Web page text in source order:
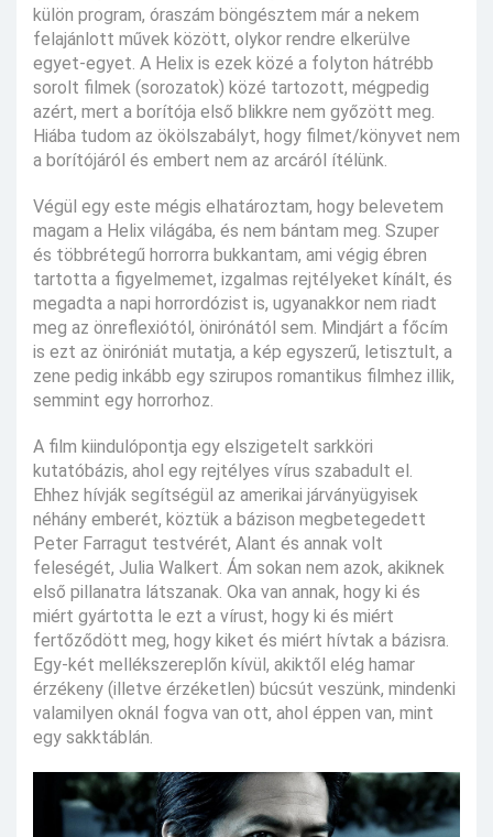
külön program, óraszám böngésztem már a nekem
felajánlott művek között, olykor rendre elkerülve
egyet-egyet. A Helix is ezek közé a folyton hátrébb
sorolt filmek (sorozatok) közé tartozott, mégpedig
azért, mert a borítója első blikkre nem győzött meg.
Hiába tudom az ökölszabályt, hogy filmet/könyvet nem
a borítójáról és embert nem az arcáról ítélünk.
Végül egy este mégis elhatároztam, hogy belevetem
magam a Helix világába, és nem bántam meg. Szuper
és többrétegű horrorra bukkantam, ami végig ébren
tartotta a figyelmemet, izgalmas rejtélyeket kínált, és
megadta a napi horrordózist is, ugyanakkor nem riadt
meg az önreflexiótól, önirónától sem. Mindjárt a főcím
is ezt az öniróniát mutatja, a kép egyszerű, letisztult, a
zene pedig inkább egy szirupos romantikus filmhez illik,
semmint egy horrorhoz.
A film kiindulópontja egy elszigetelt sarkköri
kutatóbázis, ahol egy rejtélyes vírus szabadult el.
Ehhez hívják segítségül az amerikai járványügyisek
néhány emberét, köztük a bázison megbetegedett
Peter Farragut testvérét, Alant és annak volt
feleségét, Julia Walkert. Ám sokan nem azok, akiknek
első pillanatra látszanak. Oka van annak, hogy ki és
miért gyártotta le ezt a vírust, hogy ki és miért
fertőződött meg, hogy kiket és miért hívtak a bázisra.
Egy-két mellékszereplőn kívül, akiktől elég hamar
érzékeny (illetve érzéketlen) búcsút veszünk, mindenki
valamilyen oknál fogva van ott, ahol éppen van, mint
egy sakktáblán.